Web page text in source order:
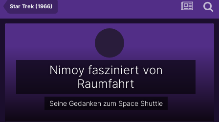
Star Trek (1966)
Nimoy fasziniert von
Raumfahrt
Seine Gedanken zum Space Shuttle